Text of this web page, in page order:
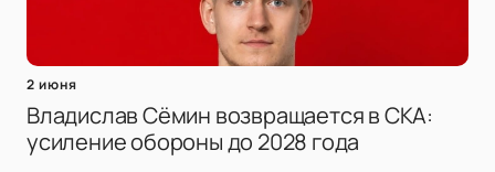
2 июня
Владислав Сёмин возвращается в СКА:
усиление обороны до 2028 года